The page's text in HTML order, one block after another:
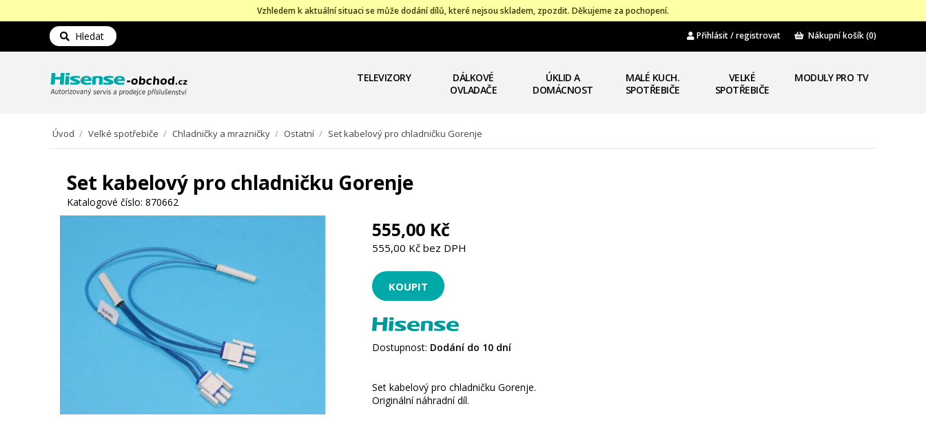
Vzhledem k aktuální situaci se může dodání dílů, které nejsou skladem, zpozdit. Děkujeme za pochopení.
Hledat Přihlásit / registrovat Nákupní košík(0)
TELEVIZORY
DÁLKOVÉ
OVLADAČE
ÚKLID A
DOMÁCNOST
MALÉ KUCH.
SPOTŘEBIČE
VELKÉ
SPOTŘEBIČE
MODULY PRO TV
Úvod / Velké spotřebiče / Chladničky a mrazničky / Ostatní / Set kabelový pro chladničku Gorenje
Set kabelový pro chladničku Gorenje
Katalogové číslo: 870662
555,00 Kč
555,00 Kč bez DPH
Dostupnost: Dodání do 10 dní
Set kabelový pro chladničku Gorenje.
Originální náhradní díl.